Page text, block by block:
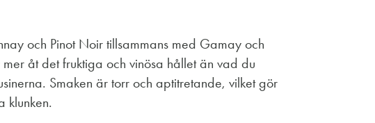
och Pinot Noir tillsammans med Gamay och
åt det fruktiga och vinösa hållet än vad du
Smaken är torr och aptitretande, vilket gör
klunken.